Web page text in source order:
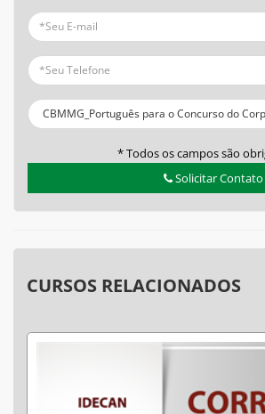
* Todos os campos são
Solicitar Contato
CURSOS RELACIONADOS